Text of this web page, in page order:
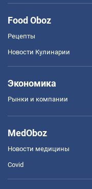
Food Oboz
Рецепты
Новости Кулинарии
Экономика
Рынки и компании
MedOboz
Новости медицины
Covid